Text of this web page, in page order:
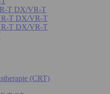
T DX/VR-T
T DX/VR-T
T DX/VR-T
(CRT)